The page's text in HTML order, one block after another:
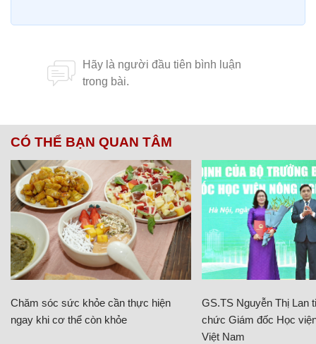
CÓ THỂ BẠN QUAN TÂM
Chăm sóc sức khỏe cần thực hiện
ngay khi cơ thể còn khỏe
GS.TS Nguyễn Thị Lan
chức Giám đốc Học
Việt Nam